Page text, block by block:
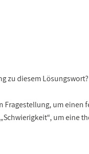
zu diesem Lösungswort?
Fragestellung, um einen
um eine